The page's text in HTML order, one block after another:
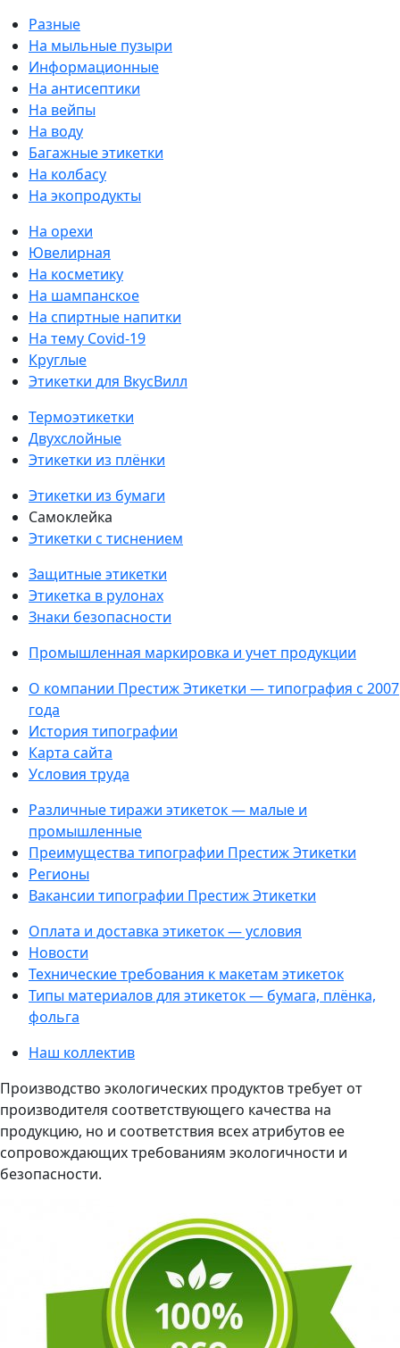
Разные
На мыльные пузыри
Информационные
На антисептики
На вейпы
На воду
Багажные этикетки
На колбасу
На экопродукты
На орехи
Ювелирная
На косметику
На шампанское
На спиртные напитки
На тему Covid-19
Круглые
Этикетки для ВкусВилл
Термоэтикетки
Двухслойные
Этикетки из плёнки
Этикетки из бумаги
Самоклейка
Этикетки с тиснением
Защитные этикетки
Этикетка в рулонах
Знаки безопасности
Промышленная маркировка и учет продукции
О компании Престиж Этикетки — типография с 2007
года
История типографии
Карта сайта
Условия труда
Различные тиражи этикеток — малые и
промышленные
Преимущества типографии Престиж Этикетки
Регионы
Вакансии типографии Престиж Этикетки
Оплата и доставка этикеток — условия
Новости
Технические требования к макетам этикеток
Типы материалов для этикеток — бумага, плёнка,
фольга
Наш коллектив
Производство экологических продуктов требует от
производителя соответствующего качества на
продукцию, но и соответствия всех атрибутов ее
сопровождающих требованиям экологичности и
безопасности.